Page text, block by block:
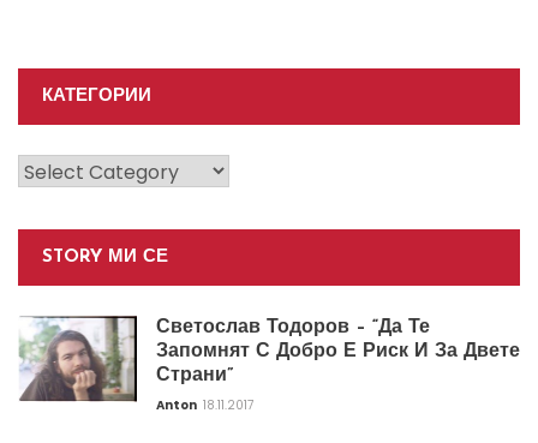
КАТЕГОРИИ
Категории
STORY МИ СЕ
Светослав Тодоров – “Да Те
Запомнят С Добро Е Риск И За Двете
Страни”
Anton 18.11.2017